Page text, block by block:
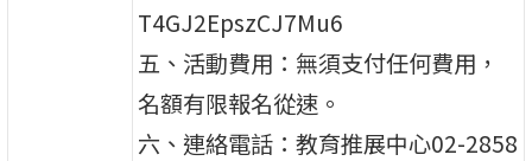
T4GJ2EpszCJ7Mu6
五、活動費用：無須支付任何費用，
名額有限報名從速。
六、連絡電話：教育推展中心02-2858